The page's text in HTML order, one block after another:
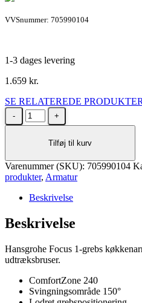
VVSnummer: 705990104
1-3 dages levering
1.659 kr.
SE RELATEREDE
Hansgrohe
Focus
med
udtræksbruser
Tilføj til kurv
Varenummer (SKU): 705990104
produkter, Armatur
Beskrivelse
Beskrivelse
Hansgrohe Focus 1-grebs
udtræksbruser.
ComfortZone 240
Svingningsområde 150°